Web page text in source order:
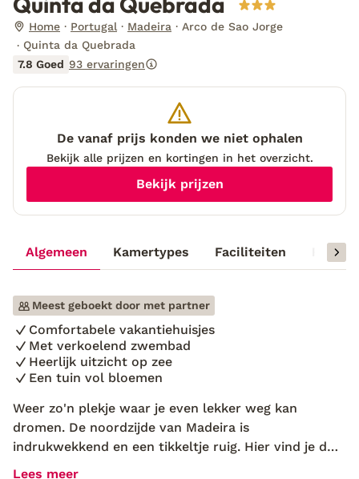
Home Portugal Madeira
Arco de Sao Jorge
Quinta da Quebrada
7.8 Goed 93 ervaringen
Algemeen Kamertypes Faciliteiten
Meest geboekt door met partner
Comfortabele vakantiehuisjes
Met verkoelend zwembad
Heerlijk uitzicht op zee
Een tuin vol bloemen
Weer zo'n plekje waar je even lekker weg kan
dromen. De noordzijde van Madeira is
indrukwekkend en een tikkeltje ruig. Hier vind je de
Quinta's da Quebrada, te midden van een zee van
Lees meer
De vanaf prijs konden we niet ophalen
Bekijk alle prijzen en kortingen in het overzicht.
Bekijk prijzen